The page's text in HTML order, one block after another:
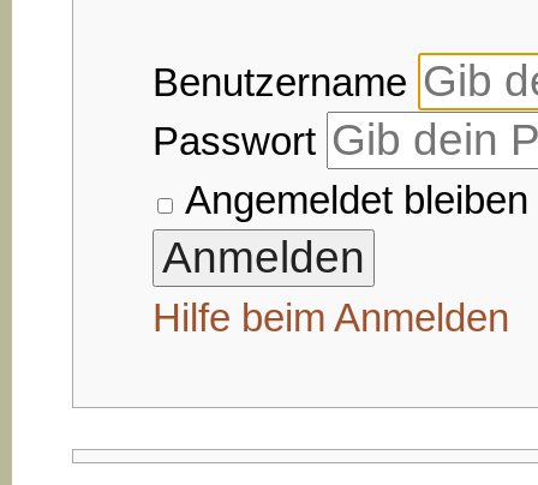
Benutzername
Passwort
Angemeldet bleiben
Hilfe beim Anmelden